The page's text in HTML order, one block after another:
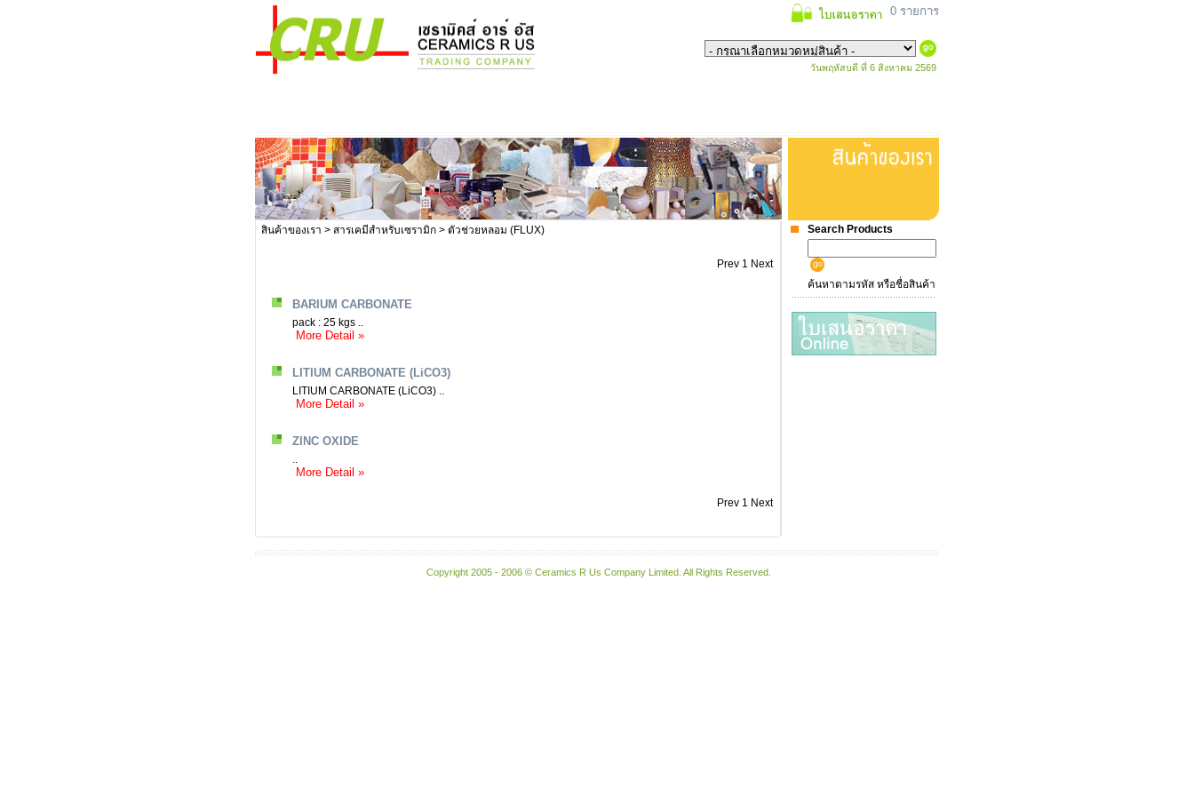
0 รายการ
วันพฤหัสบดี ที่ 6 สิงหาคม 2569
Search Products
ค้นหาตามรหัส หรือชื่อสินค้า
สินค้าของเรา > สารเคมีสำหรับเซรามิก > ตัวช่วยหลอม (FLUX)
Prev 1 Next
BARIUM CARBONATE
pack : 25 kgs ..
More Detail »
LITIUM CARBONATE (LiCO3)
LITIUM CARBONATE (LiCO3) ..
More Detail »
ZINC OXIDE
..
More Detail »
Prev 1 Next
Copyright 2005 - 2006 © Ceramics R Us Company Limited. All Rights Reserved.